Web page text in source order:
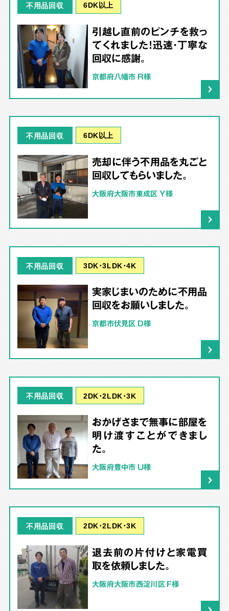
不用品回収 6DK以上
引越し直前のピンチを救っ
てくれました！迅速・丁寧な
回収に感謝。
京都府八幡市 R様
不用品回収 6DK以上
売却に伴う不用品を丸ごと
回収してもらいました。
大阪府大阪市東成区 Y様
不用品回収 3DK･3LDK･4K
実家じまいのために不用品
回収をお願いしました。
京都市伏見区 D様
不用品回収 2DK･2LDK･3K
おかげさまで無事に部屋を
明け渡すことができまし
た。
大阪府豊中市 U様
不用品回収 2DK･2LDK･3K
退去前の片付けと家電買
取を依頼しました。
大阪府大阪市西淀川区 F様